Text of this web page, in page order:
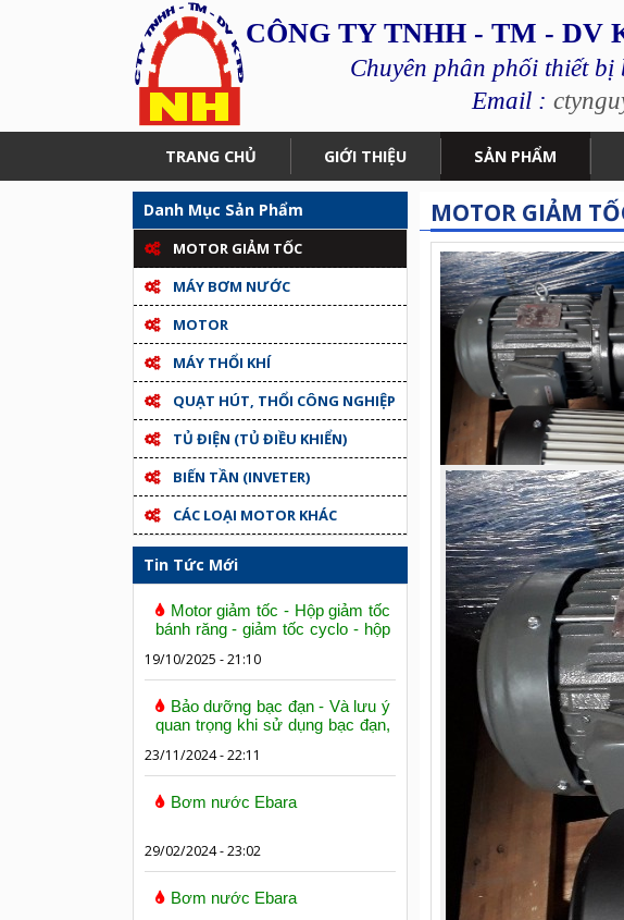
CÔNG TY TNHH - TM - DV
Chuyên phân phối thiết
Email :
TRANG CHỦ GIỚI THIỆU SẢN PHẨM
Danh Mục Sản Phẩm
MOTOR GIẢM TỐC
MÁY BƠM NƯỚC
MOTOR
MÁY THỔI KHÍ
QUẠT HÚT, THỔI CÔNG NGHIỆP
TỦ ĐIỆN (TỦ ĐIỀU KHIỂN)
BIẾN TẦN (INVETER)
CÁC LOẠI MOTOR KHÁC
Tin Tức Mới
Motor giảm tốc - Hộp giảm tốc
bánh răng - giảm tốc cyclo - hộp
19/10/2025 - 21:10
Bảo dưỡng bạc đạn - Và lưu ý
quan trọng khi sử dụng bạc đạn,
23/11/2024 - 22:11
Bơm nước Ebara
29/02/2024 - 23:02
Bơm nước Ebara
MOTOR GIẢM